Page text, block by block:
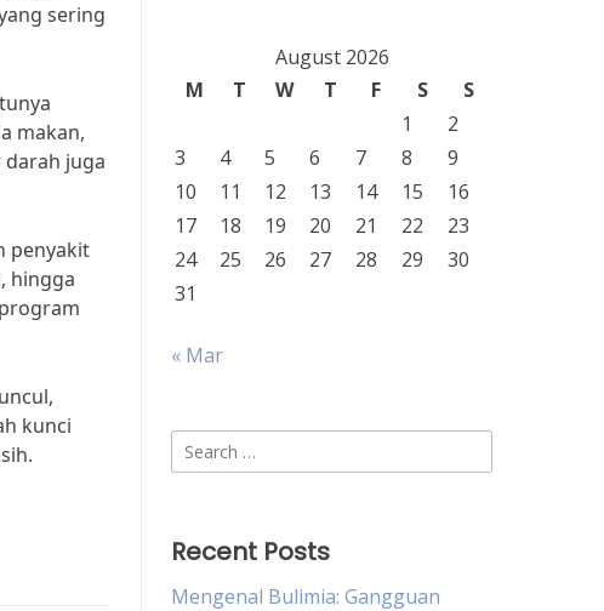
sering
makan,
juga
penyakit
hingga
kunci
August 2026
M
T W T F S
S
1
2
3
4 5 6 7 8
9
10
11 12 13 14 15
16
17
18 19 20 21 22
23
24
25 26 27 28 29
30
31
« Mar
Search
for:
Recent Posts
Mengenal Bulimia: Gangguan